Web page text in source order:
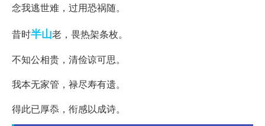
念我逃世难，过用恐祸随。
昔时半山老，畏热架条枚。
不知公相贵，清俭谅可思。
我本无家管，禄尽寿有遗。
得此已厚忝，衔感以成诗。